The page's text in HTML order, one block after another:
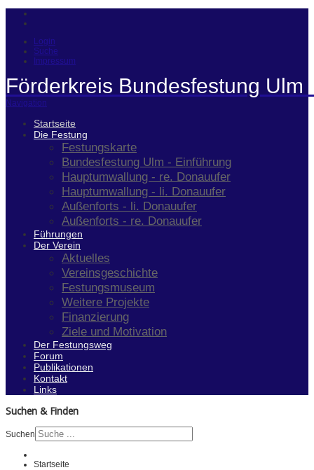
Login
Suche
Impressum
Förderkreis Bundesfestung Ulm
Navigation
Startseite
Die Festung
Festungskarte
Bundesfestung Ulm - Einführung
Hauptumwallung - re. Donauufer
Hauptumwallung - li. Donauufer
Außenforts - li. Donauufer
Außenforts - re. Donauufer
Führungen
Der Verein
Aktuelles
Vereinsgeschichte
Festungsmuseum
Weitere Projekte
Finanzierung
Ziele und Motivation
Der Festungsweg
Forum
Publikationen
Kontakt
Links
Suchen & Finden
Suchen
Startseite